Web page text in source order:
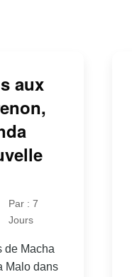
aux
Par : 7
Jours
de Macha
Malo dans